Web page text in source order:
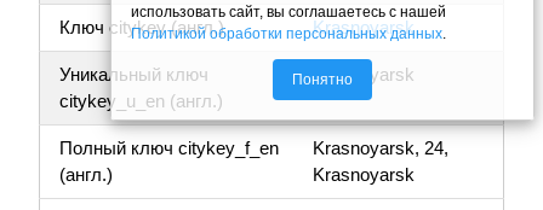
Ключ citykey (англ.) Krasnoyarsk
Уникальный ключ
citykey_u_en (англ.)
Krasnoyarsk
Полный ключ citykey_f_en
(англ.)
Krasnoyarsk, 24,
Krasnoyarsk
использовать сайт, вы соглашаетесь с нашей
Политикой обработки персональных данных.
Понятно